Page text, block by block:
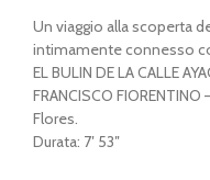
Un viaggio alla scoperta
intimamente connesso
EL BULIN DE LA CALLE
FRANCISCO
Flores.
Durata: 7′ 53″